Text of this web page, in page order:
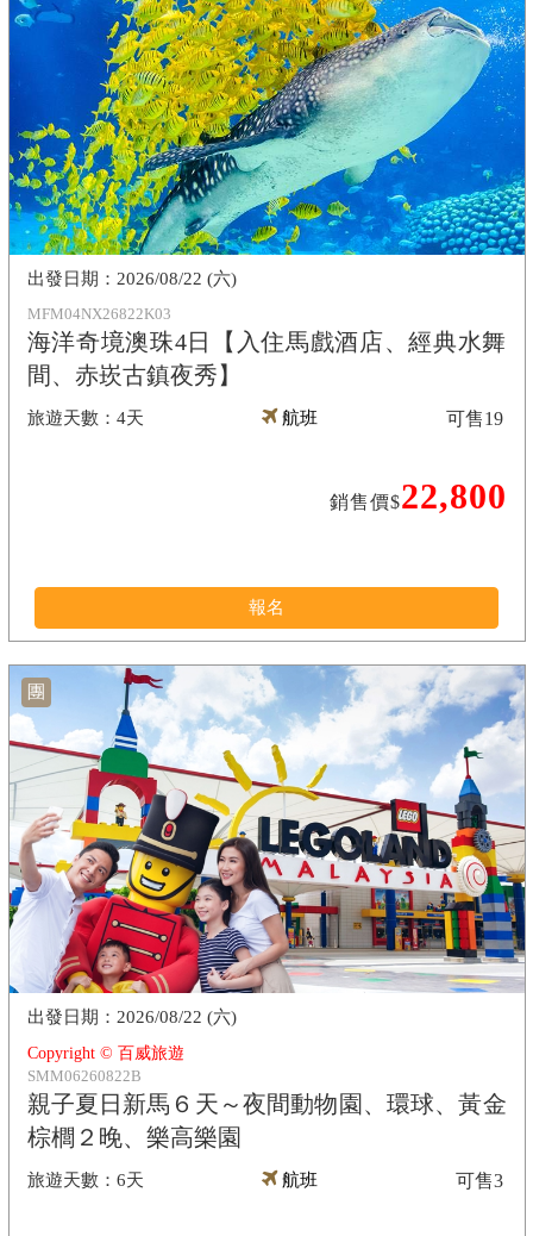
MFM04NX26822K03
海洋奇境澳珠4日【入住馬戲酒店、經典水舞
間、赤崁古鎮夜秀】
4天
2026/08/22 (六)
航班
銷售價$22,800
可售19
報名
團
Copyright © 百威旅遊
SMM06260822B
親子夏日新馬６天～夜間動物園、環球、黃金
棕櫚２晚、樂高樂園
6天
2026/08/22 (六)
航班 可售3